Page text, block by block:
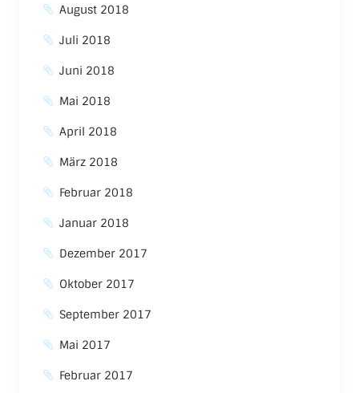
August 2018
Juli 2018
Juni 2018
Mai 2018
April 2018
März 2018
Februar 2018
Januar 2018
Dezember 2017
Oktober 2017
September 2017
Mai 2017
Februar 2017